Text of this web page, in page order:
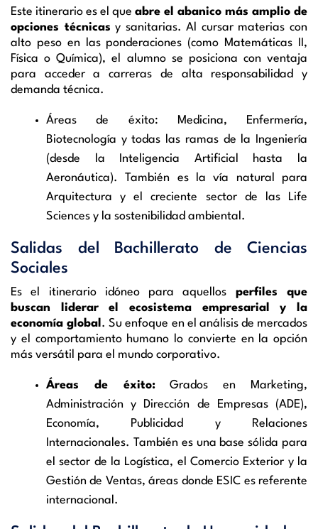
Este itinerario es el que abre el abanico más amplio de
opciones técnicas y sanitarias. Al cursar materias con
alto peso en las ponderaciones (como Matemáticas II,
Física o Química), el alumno se posiciona con ventaja
para acceder a carreras de alta responsabilidad y
demanda técnica.
Áreas de éxito: Medicina, Enfermería,
Biotecnología y todas las ramas de la Ingeniería
(desde la Inteligencia Artificial hasta la
Aeronáutica). También es la vía natural para
Arquitectura y el creciente sector de las Life
Sciences y la sostenibilidad ambiental.
Salidas del Bachillerato de Ciencias
Sociales
Es el itinerario idóneo para aquellos perfiles que
buscan liderar el ecosistema empresarial y la
economía global . Su enfoque en el análisis de mercados
y el comportamiento humano lo convierte en la opción
más versátil para el mundo corporativo.
Áreas de éxito:Grados en Marketing,
Administración y Dirección de Empresas (ADE),
Economía, Publicidad y Relaciones
Internacionales. También es una base sólida para
el sector de la Logística, el Comercio Exterior y la
Gestión de Ventas, áreas donde ESIC es referente
internacional.